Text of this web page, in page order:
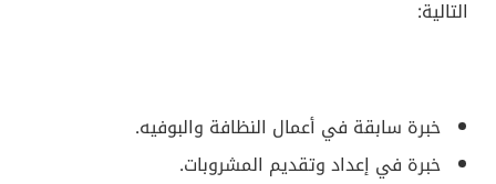
التالية:
خبرة سابقة في أعمال النظافة والبوفيه.
خبرة في إعداد وتقديم المشروبات.